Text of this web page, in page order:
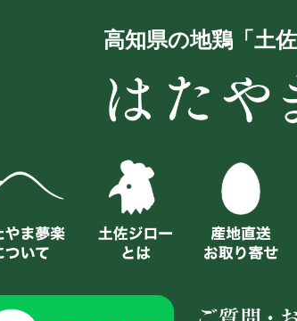
高知県の地鶏「土